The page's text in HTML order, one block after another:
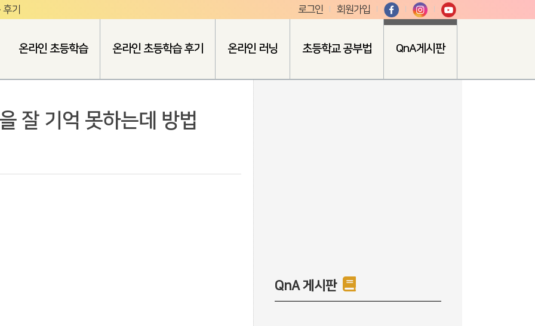
기 로그인 회원가입
온라인 초등학습 온라인 초등학습 후기 온라인 러닝 초등학교 공부법 QnA게시판
잘 기억 못하는데 방법
QnA 게시판